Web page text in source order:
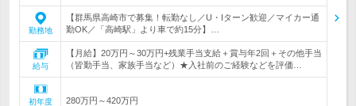
勤務地
【群馬県高崎市で募集！転勤なし／U・Iターン歓迎／マイカー通
勤OK／「高崎駅」より車で約15分】…
給与
【月給】20万円～30万円+残業手当支給＋賞与年2回＋その他手当
（皆勤手当、家族手当など）★入社前のご経験などを評価…
初年度
280万円～420万円